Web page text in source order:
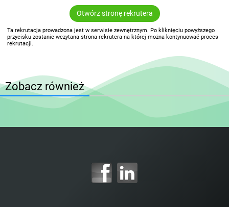
Otwórz stronę rekrutera
Ta rekrutacja prowadzona jest w serwisie zewnętrznym. Po kliknięciu powyższego
przycisku zostanie wczytana strona rekrutera na której można kontynuować proces
rekrutacji.
Zobacz również